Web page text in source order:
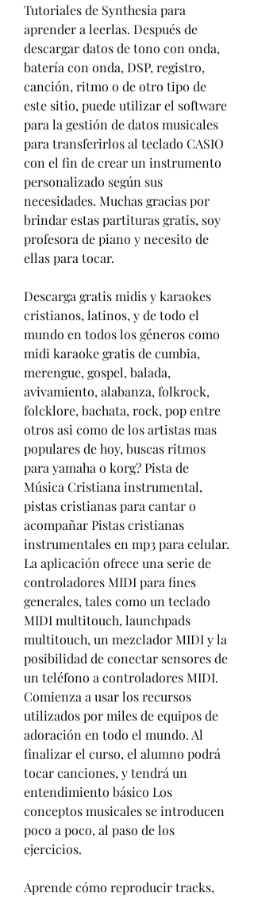
Tutoriales de Synthesia para
aprender a leerlas. Después de
descargar datos de tono con onda,
batería con onda, DSP, registro,
canción, ritmo o de otro tipo de
este sitio, puede utilizar el software
para la gestión de datos musicales
para transferirlos al teclado CASIO
con el fin de crear un instrumento
personalizado según sus
necesidades. Muchas gracias por
brindar estas partituras gratis, soy
profesora de piano y necesito de
ellas para tocar.
Descarga gratis midis y karaokes
cristianos, latinos, y de todo el
mundo en todos los géneros como
midi karaoke gratis de cumbia,
merengue, gospel, balada,
avivamiento, alabanza, folkrock,
folcklore, bachata, rock, pop entre
otros asi como de los artistas mas
populares de hoy, buscas ritmos
para yamaha o korg? Pista de
Música Cristiana instrumental,
pistas cristianas para cantar o
acompañar Pistas cristianas
instrumentales en mp3 para celular.
La aplicación ofrece una serie de
controladores MIDI para fines
generales, tales como un teclado
MIDI multitouch, launchpads
multitouch, un mezclador MIDI y la
posibilidad de conectar sensores de
un teléfono a controladores MIDI.
Comienza a usar los recursos
utilizados por miles de equipos de
adoración en todo el mundo. Al
finalizar el curso, el alumno podrá
tocar canciones, y tendrá un
entendimiento básico Los
conceptos musicales se introducen
poco a poco, al paso de los
ejercicios.
Aprende cómo reproducir tracks,